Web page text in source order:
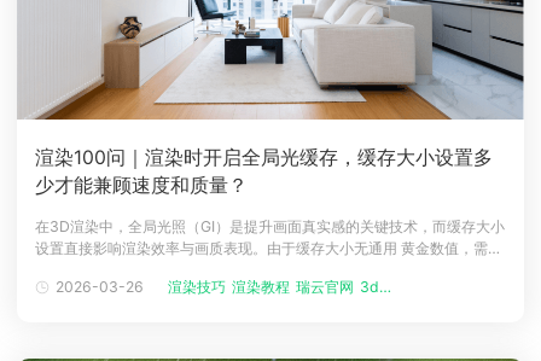
渲染100问｜渲染时开启全局光缓存，缓存大小设置多
少才能兼顾速度和质量？
在3D渲染中，全局光照（GI）是提升画面真实感的关键技术，而缓存大小
设置直接影响渲染效率与画质表现。由于缓存大小无通用 黄金数值，需结
数调试提供高效算力支撑，瑞云渲染农场凭借海量节点与存储优化，成为
2026-03-26 渲染技巧 渲染教程 瑞云官网 3d云渲染